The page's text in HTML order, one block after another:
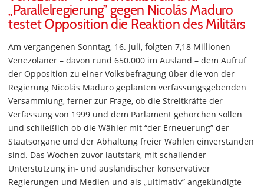
„Parallelregierung” gegen Nicolás Maduro
testet Opposition die Reaktion des Militärs
Am vergangenen Sonntag, 16. Juli, folgten 7,18 Millionen
Venezolaner – davon rund 650.000 im Ausland – dem Aufruf
der Opposition zu einer Volksbefragung über die von der
Regierung Nicolás Maduro geplanten verfassungsgebenden
Versammlung, ferner zur Frage, ob die Streitkräfte der
Verfassung von 1999 und dem Parlament gehorchen sollen
und schließlich ob die Wähler mit “der Erneuerung” der
Staatsorgane und der Abhaltung freier Wahlen einverstanden
sind. Das Wochen zuvor lautstark, mit schallender
Unterstützung in- und ausländischer konservativer
Regierungen und Medien und als „ultimativ” angekündigte